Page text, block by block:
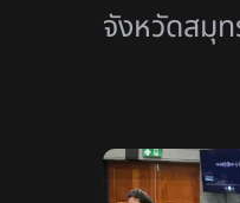
จังหวัดสมุท